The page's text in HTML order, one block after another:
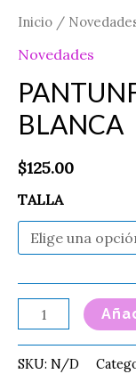
Inicio /
Novedades
BLANCA
$125.00
TALLA
SKU: N/D